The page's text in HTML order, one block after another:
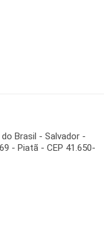
Brasil - Salvador -
- Piatã - CEP 41.650-